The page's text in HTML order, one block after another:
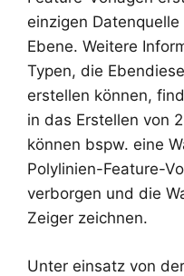
einzigen
Ebene. Weitere
Typen, die
erstellen können,
in das Erstellen von
können bspw. eine
Polylinien-Feature-
verborgen und die
Zeiger zeichnen.
Unter einsatz von